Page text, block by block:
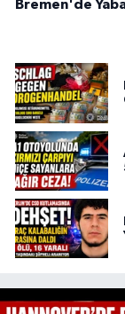
Bremen'de